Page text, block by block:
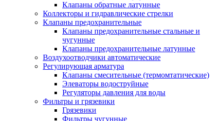
Клапаны обратные латунные
Коллекторы и гидравлические стрелки
Клапаны предохранительные
Клапаны предохранительные стальные и
чугунные
Клапаны предохранительные латунные
Воздухоотводчики автоматические
Регулирующая арматура
Клапаны смесительные (термомтатические)
Элеваторы водоструйные
Регуляторы давления для воды
Фильтры и грязевики
Грязевики
Фильтры чугунные